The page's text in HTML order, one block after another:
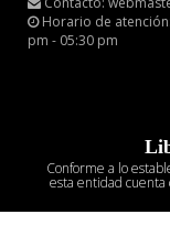
Horario de
pm - 05:30 pm
Conforme a lo
esta entidad cuenta